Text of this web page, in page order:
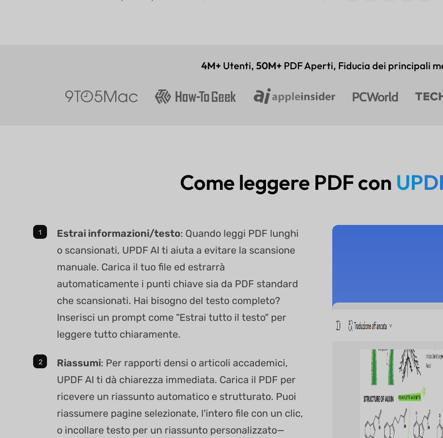
4M+ Utenti, 50M+ PDF Aperti, Fiducia dei principali
Come leggere PDF con
Estrai informazioni/testo: Quando leggi PDF lunghi
o scansionati, UPDF AI ti aiuta a evitare la scansione
manuale. Carica il tuo file ed estrarrà
automaticamente i punti chiave sia da PDF standard
che scansionati. Hai bisogno del testo completo?
Inserisci un prompt come "Estrai tutto il testo" per
leggere tutto chiaramente.
Riassumi: Per rapporti densi o articoli accademici,
UPDF AI ti dà chiarezza immediata. Carica il PDF per
ricevere un riassunto automatico e strutturato. Puoi
riassumere pagine selezionate, l'intero file con un clic,
o incollare testo per un riassunto personalizzato—